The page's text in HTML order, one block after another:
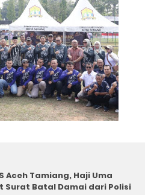
Aceh Tamiang, Haji Uma
Surat Batal Damai dari Polisi